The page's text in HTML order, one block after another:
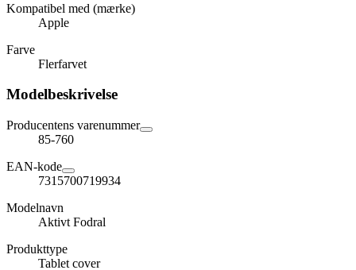
Kompatibel med (mærke)
Apple
Farve
Flerfarvet
Modelbeskrivelse
Producentens varenummer
85-760
EAN-kode
7315700719934
Modelnavn
Aktivt Fodral
Produkttype
Tablet cover